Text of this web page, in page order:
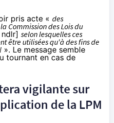
pris acte « des
Commission des Lois du
selon lesquelles ces
être utilisées qu'à des fins de
». Le message semble
tournant en cas de
vigilante sur
de la LPM